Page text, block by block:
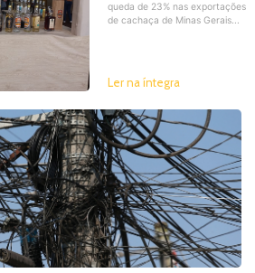
queda de 23% nas exportações
de cachaça de Minas Gerais...
Ler na íntegra